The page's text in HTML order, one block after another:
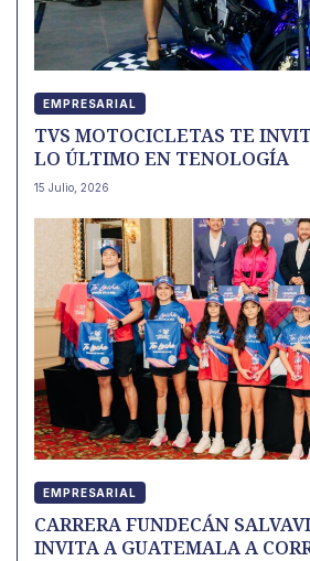
EMPRESARIAL
TVS MOTOCICLETAS TE
LO ÚLTIMO EN TENOLOGÍA
15 Julio, 2026
EMPRESARIAL
CARRERA FUNDECÁN
INVITA A GUATEMALA A